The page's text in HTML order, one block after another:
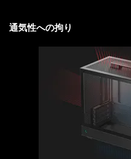
通気性への拘り